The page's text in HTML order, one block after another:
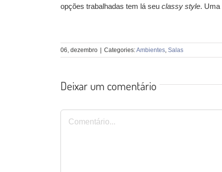
opções trabalhadas tem lá seu classy style. Uma
06, dezembro Categories:Ambientes, Salas
Deixar um comentário
Comentário